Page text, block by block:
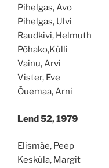
Pihelgas, Avo
Pihelgas, Ulvi
Raudkivi, Helmuth
Põhako,Külli
Vainu, Arvi
Vister, Eve
Õuemaa, Arni
Lend 52, 1979
Elismäe, Peep
Kesküla, Margit